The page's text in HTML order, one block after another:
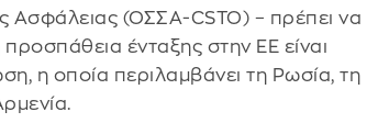
Ασφάλειας (ΟΣΣΑ-CSTO) – πρέπει να
ένταξης στην ΕΕ είναι
η οποία περιλαμβάνει τη Ρωσία, τη